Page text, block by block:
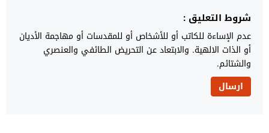
شروط التعليق :
عدم الإساءة للكاتب أو للأشخاص أو للمقدسات أو مهاجمة الأديان
أو الذات الالهية. والابتعاد عن التحريض الطائفي والعنصري
والشتائم.